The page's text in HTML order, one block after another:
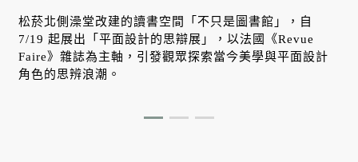
松菸北側澡堂改建的讀書空間「不只是圖書館」，自
7/19 起展出「平面設計的思辯展」，以法國《Revue
Faire》雜誌為主軸，引發觀眾探索當今美學與平面設計
角色的思辨浪潮。